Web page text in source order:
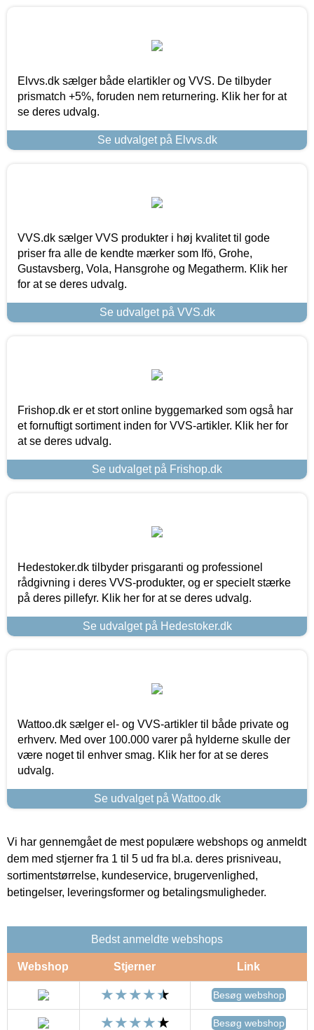
Elvvs.dk sælger både elartikler og VVS. De tilbyder
prismatch +5%, foruden nem returnering. Klik her for at
se deres udvalg.
Se udvalget på Elvvs.dk
VVS.dk sælger VVS produkter i høj kvalitet til gode
priser fra alle de kendte mærker som Ifö, Grohe,
Gustavsberg, Vola, Hansgrohe og Megatherm. Klik her
for at se deres udvalg.
Se udvalget på VVS.dk
Frishop.dk er et stort online byggemarked som også har
et fornuftigt sortiment inden for VVS-artikler. Klik her for
at se deres udvalg.
Se udvalget på Frishop.dk
Hedestoker.dk tilbyder prisgaranti og professionel
rådgivning i deres VVS-produkter, og er specielt stærke
på deres pillefyr. Klik her for at se deres udvalg.
Se udvalget på Hedestoker.dk
Wattoo.dk sælger el- og VVS-artikler til både private og
erhverv. Med over 100.000 varer på hylderne skulle der
være noget til enhver smag. Klik her for at se deres
udvalg.
Se udvalget på Wattoo.dk
Vi har gennemgået de mest populære webshops og anmeldt
dem med stjerner fra 1 til 5 ud fra bl.a. deres prisniveau,
sortimentstørrelse, kundeservice, brugervenlighed,
betingelser, leveringsformer og betalingsmuligheder.
Bedst anmeldte webshops
Webshop Stjerner Link
Besøg webshop
Besøg webshop